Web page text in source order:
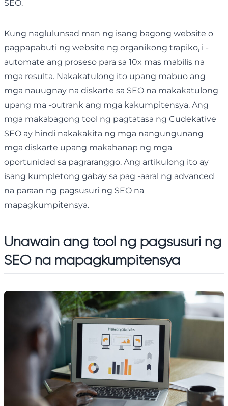
SEO.
Kung naglulunsad man ng isang bagong website o
pagpapabuti ng website ng organikong trapiko, i -
automate ang proseso para sa 10x mas mabilis na
mga resulta. Nakakatulong ito upang mabuo ang
mga nauugnay na diskarte sa SEO na makakatulong
upang ma -outrank ang mga kakumpitensya. Ang
mga makabagong tool ng pagtatasa ng Cudekative
SEO ay hindi nakakakita ng mga nangungunang
mga diskarte upang makahanap ng mga
oportunidad sa pagraranggo. Ang artikulong ito ay
isang kumpletong gabay sa pag -aaral ng advanced
na paraan ng pagsusuri ng SEO na
mapagkumpitensya.
Unawain ang tool ng pagsusuri ng
SEO na mapagkumpitensya